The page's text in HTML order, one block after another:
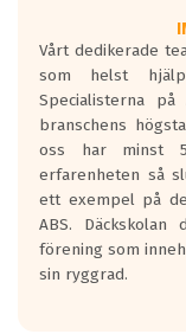
Samtliga ABS
sensorer.
Vårt dedikerade
som helst
Specialisterna
branschens
oss har minst
erfarenheten så
ett exempel på
ABS. Däckskolan
förening som
sin ryggrad.